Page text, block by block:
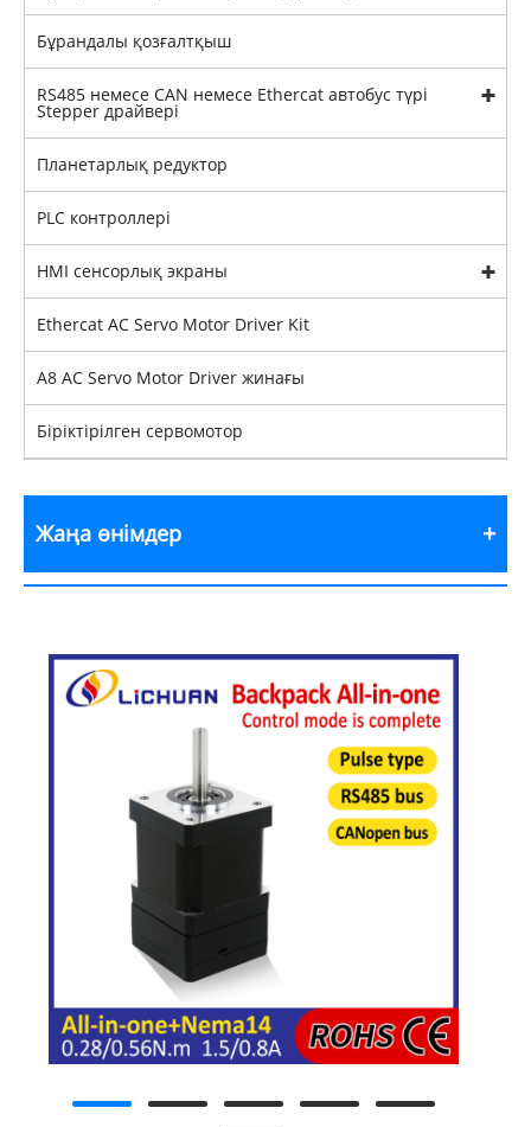
Бұрандалы қозғалтқыш
RS485 немесе CAN немесе Ethercat автобус түрі
Stepper драйвері
Планетарлық редуктор
PLC контроллері
HMI сенсорлық экраны
Ethercat AC Servo Motor Driver Kit
A8 AC Servo Motor Driver жинағы
Біріктірілген сервомотор
Жаңа өнімдер